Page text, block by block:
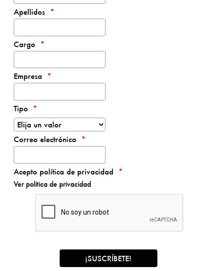
Apellidos
Cargo
Empresa
Tipo
Correo electrónico
Acepto política de privacidad
Ver política de privacidad